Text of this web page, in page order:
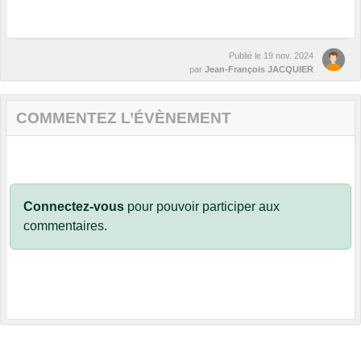
Publié le 19 nov. 2024
par Jean-François JACQUIER
COMMENTEZ L’ÉVÈNEMENT
Connectez-vous pour pouvoir participer aux
commentaires.